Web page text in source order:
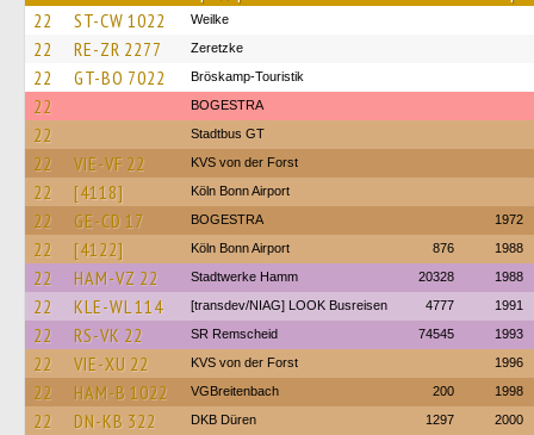
22 ST-CW 1022 Weilke
22 RE-ZR 2277 Zeretzke
22 GT-BO 7022 Bröskamp-Touristik
22 BOGESTRA
22 Stadtbus GT
22 VIE-VF 22 KVS von der Forst
22 [4118] Köln Bonn Airport
22 GE-CD 17 BOGESTRA 1972
22 [4122] Köln Bonn Airport 876 1988
22 HAM-VZ 22 Stadtwerke Hamm 20328 1988
22 KLE-WL 114 [transdev/NIAG] LOOK Busreisen 4777 1991
22 RS-VK 22 SR Remscheid 74545 1993
22 VIE-XU 22 KVS von der Forst 1996
22 HAM-B 1022 VGBreitenbach 200 1998
22 DN-KB 322 DKB Düren 1297 2000